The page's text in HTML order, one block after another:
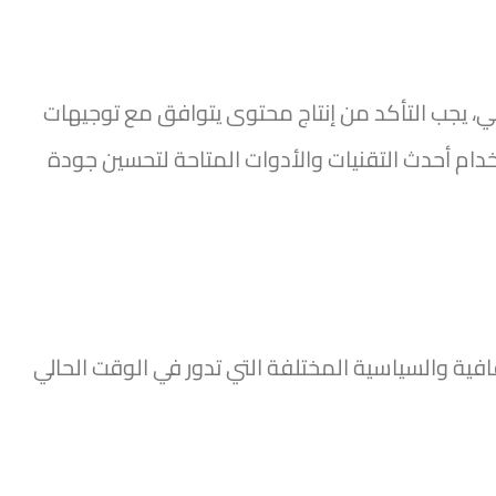
يجب التأكد من إنتاج محتوى يتوافق مع توجيهات
أحدث التقنيات والأدوات المتاحة لتحسين جودة
والسياسية المختلفة التي تدور في الوقت الحالي